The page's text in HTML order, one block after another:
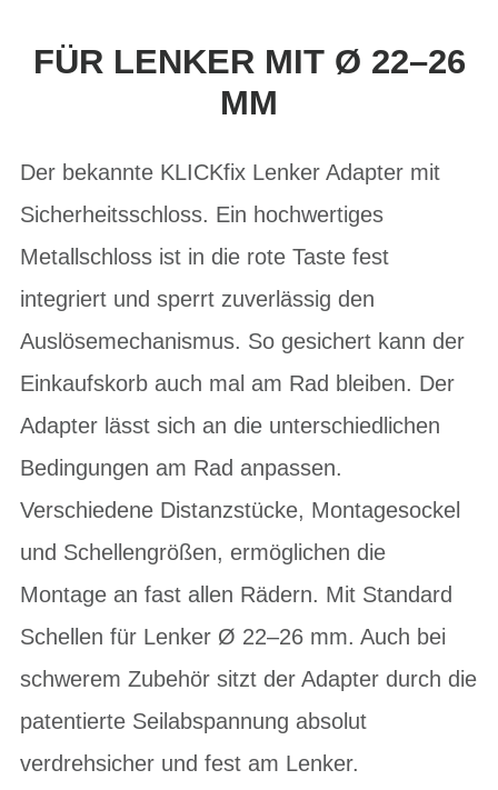
FÜR LENKER MIT Ø 22–26
MM
Der bekannte KLICKfix Lenker Adapter mit
Sicherheitsschloss. Ein hochwertiges
Metallschloss ist in die rote Taste fest
integriert und sperrt zuverlässig den
Auslösemechanismus. So gesichert kann der
Einkaufskorb auch mal am Rad bleiben. Der
Adapter lässt sich an die unterschiedlichen
Bedingungen am Rad anpassen.
Verschiedene Distanzstücke, Montagesockel
und Schellengrößen, ermöglichen die
Montage an fast allen Rädern. Mit Standard
Schellen für Lenker Ø 22–26 mm. Auch bei
schwerem Zubehör sitzt der Adapter durch die
patentierte Seilabspannung absolut
verdrehsicher und fest am Lenker.